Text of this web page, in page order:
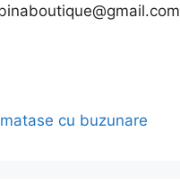
cu buzunare